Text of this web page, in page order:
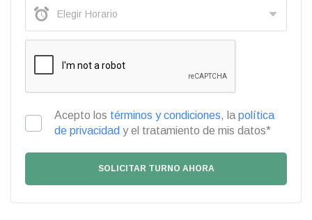
Acepto los términos y condiciones, la política
de privacidad y el tratamiento de mis datos*